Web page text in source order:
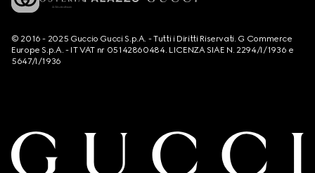
© 2016 - 2025 Guccio Gucci S.p.A. - Tutti i Diritti Riservati. G Commerce
Europe S.p.A. - IT VAT nr 05142860484. LICENZA SIAE N. 2294/I/1936 e
5647/I/1936